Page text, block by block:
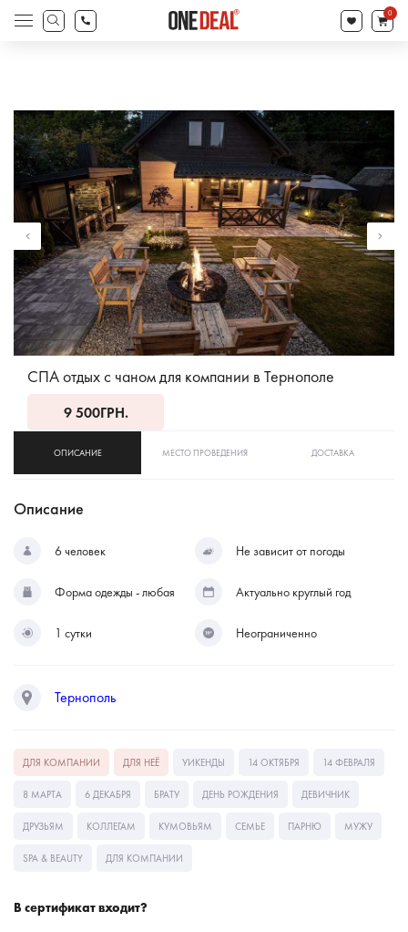
товаров
Поиск
товаров
0
СПА отдых с чаном для компании в Тернополе
9 500ГРН.
ОПИСАНИЕ МЕСТО ПРОВЕДЕНИЯ ДОСТАВКА
Описание
6 человек Не зависит от погоды
Форма одежды - любая Актуально круглый год
1 сутки Неограниченно
Тернополь
ДЛЯ КОМПАНИИ ДЛЯ НЕЁ УИКЕНДЫ 14 ОКТЯБРЯ 14 ФЕВРАЛЯ
8 МАРТА 6 ДЕКАБРЯ БРАТУ ДЕНЬ РОЖДЕНИЯ ДЕВИЧНИК
ДРУЗЬЯМ КОЛЛЕГАМ КУМОВЬЯМ СЕМЬЕ ПАРНЮ МУЖУ
SPA & BEAUTY ДЛЯ КОМПАНИИ
В сертификат входит?